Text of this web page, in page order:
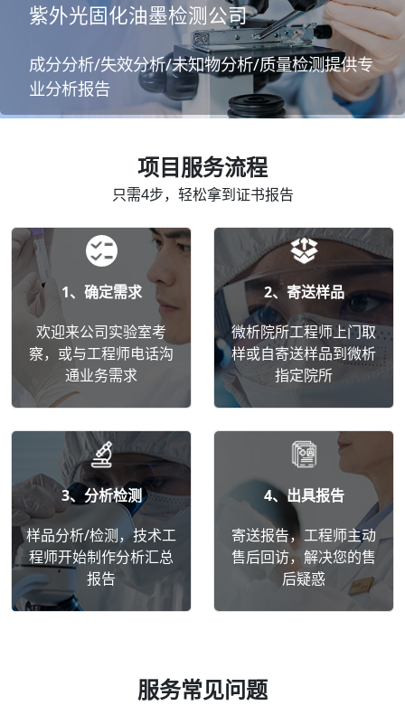
紫外光固化油墨检测公司
成分分析/失效分析/未知物分析/质量检测提供专
业分析报告
项目服务流程
只需4步，轻松拿到证书报告
1、确定需求
欢迎来公司实验室考
察，或与工程师电话沟
通业务需求
2、寄送样品
微析院所工程师上门取
样或自寄送样品到微析
指定院所
3、分析检测
样品分析/检测，技术工
程师开始制作分析汇总
报告
4、出具报告
寄送报告，工程师主动
售后回访，解决您的售
后疑惑
服务常见问题